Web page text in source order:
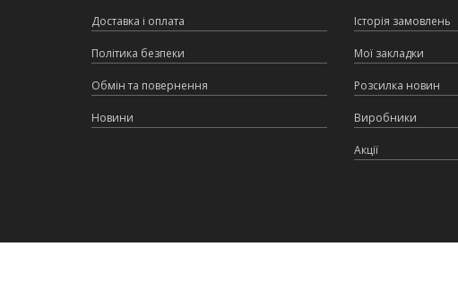
Доставка і оплата
Політика безпеки
Обмін та повернення
Новини
Історія замовлень
Мої закладки
Розсилка новин
Виробники
Акції